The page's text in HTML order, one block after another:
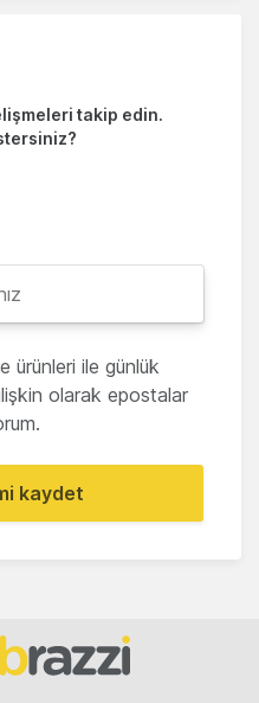
takip edin.
ürünleri ile günlük
olarak epostalar
kaydet